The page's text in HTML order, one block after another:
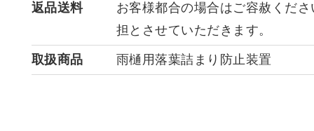
返品送料
お客様都合の場合はご容赦くだ
担とさせていただきます。
取扱商品 雨樋用落葉詰まり防止装置